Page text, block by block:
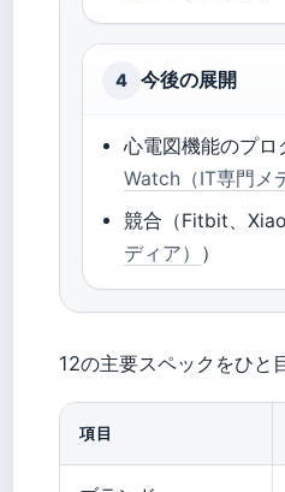
4 今後の展開
心電図機能のプ
Watch（IT専門メ
競合（Fitbit、
ディア） ）
12の主要スペックをひと
項目